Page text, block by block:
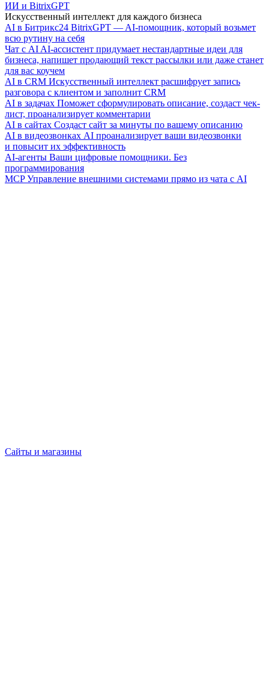
ИИ и BitrixGPT
Искусственный интеллект для каждого бизнеса
AI в Битрикс24 BitrixGPT — AI-помощник, который возьмет
всю рутину на себя
Чат с AI AI-ассистент придумает нестандартные идеи для
бизнеса, напишет продающий текст рассылки или даже станет
для вас коучем
AI в CRM Искусственный интеллект расшифрует запись
разговора с клиентом и заполнит CRM
AI в задачах Поможет сформулировать описание, создаст чек-
лист, проанализирует комментарии
AI в сайтах Создаст сайт за минуты по вашему описанию
AI в видеозвонках AI проанализирует ваши видеозвонки
и повысит их эффективность
AI-агенты Ваши цифровые помощники. Без
программирования
MCP Управление внешними системами прямо из чата с AI
Сайты и магазины